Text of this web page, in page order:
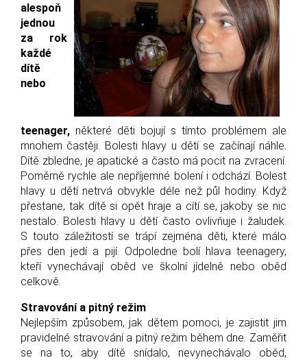
alespoň
jednou
za rok
každé
dítě
nebo
teenager, některé děti bojují s tímto problémem ale
mnohem častěji. Bolesti hlavy u dětí se začínají náhle.
Dítě zbledne, je apatické a často má pocit na zvracení.
Poměrně rychle ale nepříjemné bolení i odchází. Bolest
hlavy u dětí netrvá obvykle déle než půl hodiny. Když
přestane, tak dítě si opět hraje a cítí se, jakoby se nic
nestalo. Bolesti hlavy u dětí často ovlivňuje i žaludek.
S touto záležitostí se trápí zejména děti, které málo
přes den jedí a pijí. Odpoledne bolí hlava teenagery,
kteří vynechávají oběd ve školní jídelně nebo oběd
celkově.
Stravování a pitný režim
Nejlepším způsobem, jak dětem pomoci, je zajistit jim
pravidelné stravování a pitný režim během dne. Zaměřit
se na to, aby dítě snídalo, nevynechávalo oběd,